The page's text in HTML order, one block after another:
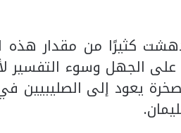
كثيرًا من مقدار هذه
على الجهل وسوء التفسير
يعود إلى